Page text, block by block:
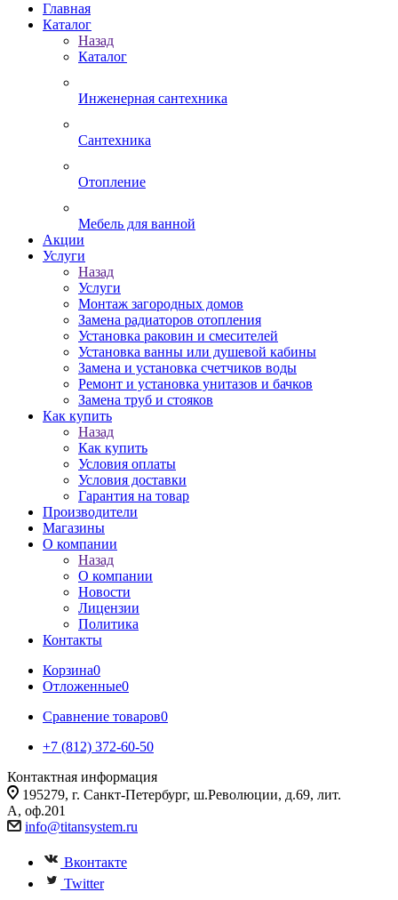
Главная
Каталог
Назад
Каталог
Инженерная сантехника
Сантехника
Отопление
Мебель для ванной
Акции
Услуги
Назад
Услуги
Монтаж загородных домов
Замена радиаторов отопления
Установка раковин и смесителей
Установка ванны или душевой кабины
Замена и установка счетчиков воды
Ремонт и установка унитазов и бачков
Замена труб и стояков
Как купить
Назад
Как купить
Условия оплаты
Условия доставки
Гарантия на товар
Производители
Магазины
О компании
Назад
О компании
Новости
Лицензии
Политика
Контакты
Корзина0
Отложенные0
Сравнение товаров0
+7 (812) 372-60-50
Контактная информация
195279, г. Санкт-Петербург, ш.Революции, д.69, лит.
А, оф.201
info@titansystem.ru
Вконтакте
Twitter